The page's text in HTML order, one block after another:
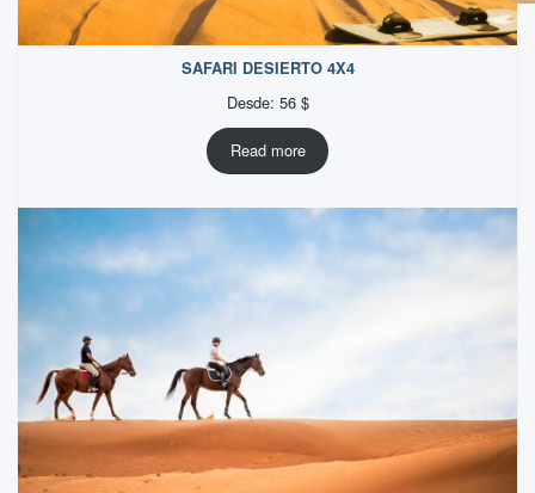
SAFARI DESIERTO 4X4
Desde: 56 $
Read more